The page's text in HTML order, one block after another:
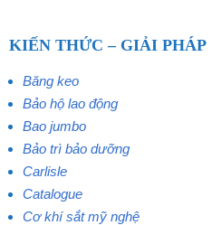
KIẾN THỨC – GIẢI PHÁP
Băng keo
Bảo hộ lao động
Bao jumbo
Bảo trì bảo dưỡng
Carlisle
Catalogue
Cơ khí sắt mỹ nghệ